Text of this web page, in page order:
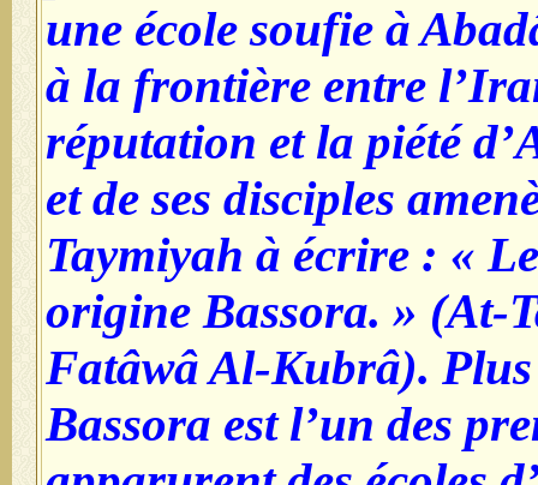
une école soufie à
à la frontière entre
réputation et la piété
et de ses disciples
Taymiyah à écrire : «
origine Bassora. » (At-
Fatâwâ Al-Kubrâ). Plus
Bassora est l’un des